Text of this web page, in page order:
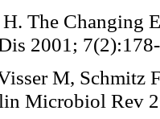
H. The Changing
2001;
M, Schmitz
Microbiol Rev